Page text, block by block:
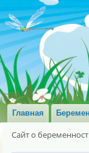
Главная
Сайт о